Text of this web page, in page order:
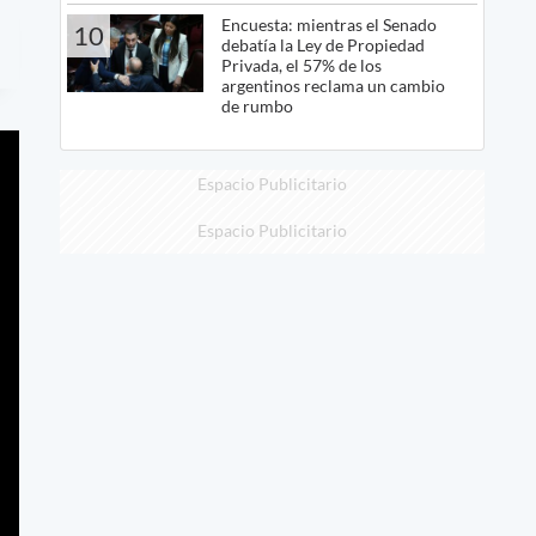
10
Encuesta: mientras el Senado
debatía la Ley de Propiedad
Privada, el 57% de los
argentinos reclama un cambio
de rumbo
Espacio Publicitario
Espacio Publicitario